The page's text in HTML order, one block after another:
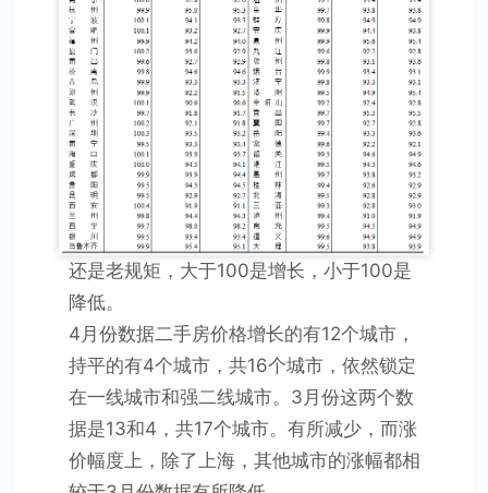
还是老规矩，大于100是增长，小于100是
降低。
4月份数据二手房价格增长的有12个城市，
持平的有4个城市，共16个城市，依然锁定
在一线城市和强二线城市。3月份这两个数
据是13和4，共17个城市。有所减少，而涨
价幅度上，除了上海，其他城市的涨幅都相